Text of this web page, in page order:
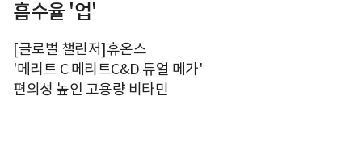
흡수율 '업'
[글로벌 챌린저]휴온스
'메리트 C 메리트C&D 듀얼 메가'
편의성 높인 고용량 비타민